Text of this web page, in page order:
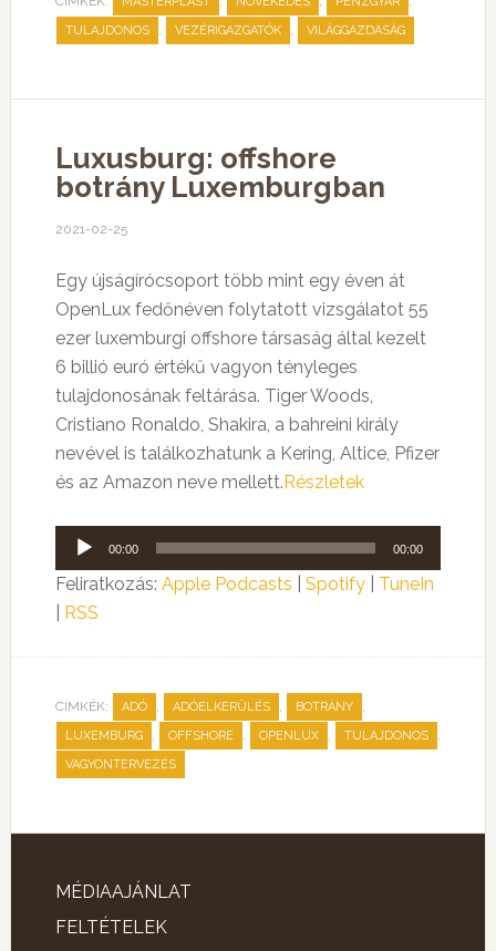
TULAJDONOS , VEZÉRIGAZGATÓK , VILÁGGAZDASÁG
Luxusburg: offshore
botrány Luxemburgban
2021-02-25
Egy újságírócsoport több mint egy éven át
OpenLux fedőnéven folytatott vizsgálatot 55
ezer luxemburgi offshore társaság által kezelt
6 billió euró értékű vagyon tényleges
tulajdonosának feltárása. Tiger Woods,
Cristiano Ronaldo, Shakira, a bahreini király
nevével is találkozhatunk a Kering, Altice, Pfizer
és az Amazon neve mellett.Részletek
Audió
lejátszó
00:00 00:00
Feliratkozás: Apple Podcasts Spotify| TuneIn
RSS
CÍMKÉK: ADÓ , ADÓELKERÜLÉS , BOTRÁNY ,
LUXEMBURG , OFFSHORE , OPENLUX , TULAJDONOS ,
VAGYONTERVEZÉS
MÉDIAAJÁNLAT
FELTÉTELEK